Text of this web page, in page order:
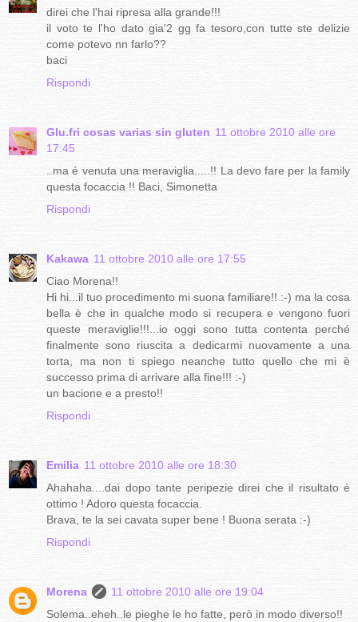
direi che l'hai ripresa alla grande!!!
il voto te l'ho dato gia'2 gg fa tesoro,con tutte ste delizie
come potevo nn farlo??
baci
Rispondi
Glu.fri cosas varias sin gluten 11 ottobre 2010 alle ore
17:45
..ma é venuta una meraviglia.....!! La devo fare per la family
questa focaccia !! Baci, Simonetta
Rispondi
Kakawa 11 ottobre 2010 alle ore 17:55
Ciao Morena!!
Hi hi...il tuo procedimento mi suona familiare!! :-) ma la cosa
bella è che in qualche modo si recupera e vengono fuori
queste meraviglie!!!...io oggi sono tutta contenta perché
finalmente sono riuscita a dedicarmi nuovamente a una
torta, ma non ti spiego neanche tutto quello che mi è
successo prima di arrivare alla fine!!! :-)
un bacione e a presto!!
Rispondi
Emilia 11 ottobre 2010 alle ore 18:30
Ahahaha....dai dopo tante peripezie direi che il risultato è
ottimo ! Adoro questa focaccia.
Brava, te la sei cavata super bene ! Buona serata :-)
Rispondi
Morena
11 ottobre 2010 alle ore 19:04
Solema..eheh..le pieghe le ho fatte, però in modo diverso!!